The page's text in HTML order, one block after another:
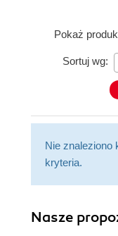
Pokaż
Sortuj wg:
Nie znaleziono
kryteria.
Nasze